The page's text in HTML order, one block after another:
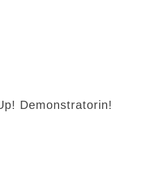
Demonstratorin!